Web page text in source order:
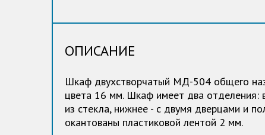
ОПИСАНИЕ
Шкаф двухстворчатый МД-504 общего
цвета 16 мм. Шкаф имеет два отделения:
из стекла, нижнее - с двумя дверцами и
окантованы пластиковой лентой 2 мм.